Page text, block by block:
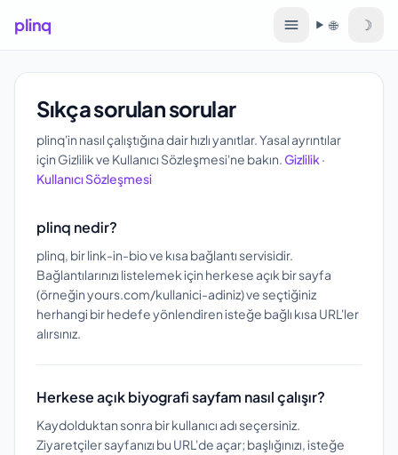
plinq 🌐
Dil ☽
Sıkça sorulan sorular
plinq'in nasıl çalıştığına dair hızlı yanıtlar. Yasal ayrıntılar
için Gizlilik ve Kullanıcı Sözleşmesi'ne bakın.Gizlilik ·
Kullanıcı Sözleşmesi
plinq nedir?
plinq, bir link-in-bio ve kısa bağlantı servisidir.
Bağlantılarınızı listelemek için herkese açık bir sayfa
(örneğin yours.com/kullanici-adiniz) ve seçtiğiniz
herhangi bir hedefe yönlendiren isteğe bağlı kısa URL'ler
alırsınız.
Herkese açık biyografi sayfam nasıl çalışır?
Kaydolduktan sonra bir kullanıcı adı seçersiniz.
Ziyaretçiler sayfanızı bu URL'de açar; başlığınızı, isteğe